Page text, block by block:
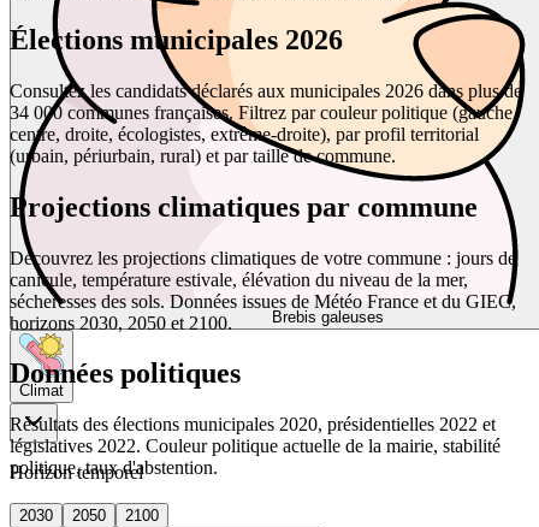
Brebis galeuses
Climat
Horizon temporel
2030 2050
2100
Élections municipales 2026
Consultez les candidats déclarés aux municipales 2026 dans plus de
34 000 communes françaises. Filtrez par couleur politique (gauche,
centre, droite, écologistes, extrême-droite), par profil territorial
(urbain, périurbain, rural) et par taille de commune.
Projections climatiques par commune
Découvrez les projections climatiques de votre commune : jours de
canicule, température estivale, élévation du niveau de la mer,
sécheresses des sols. Données issues de Météo France et du GIEC,
horizons 2030, 2050 et 2100.
Données politiques
Résultats des élections municipales 2020, présidentielles 2022 et
législatives 2022. Couleur politique actuelle de la mairie, stabilité
politique, taux d'abstention.